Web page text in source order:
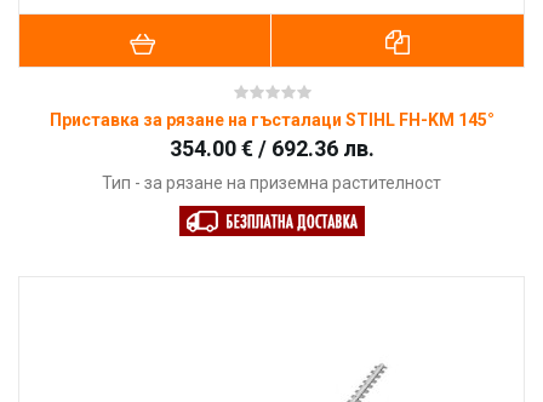
Приставка за рязане на гъсталаци STIHL FH-KM 145°
354.00 € / 692.36 лв.
Тип - за рязане на приземна растителност